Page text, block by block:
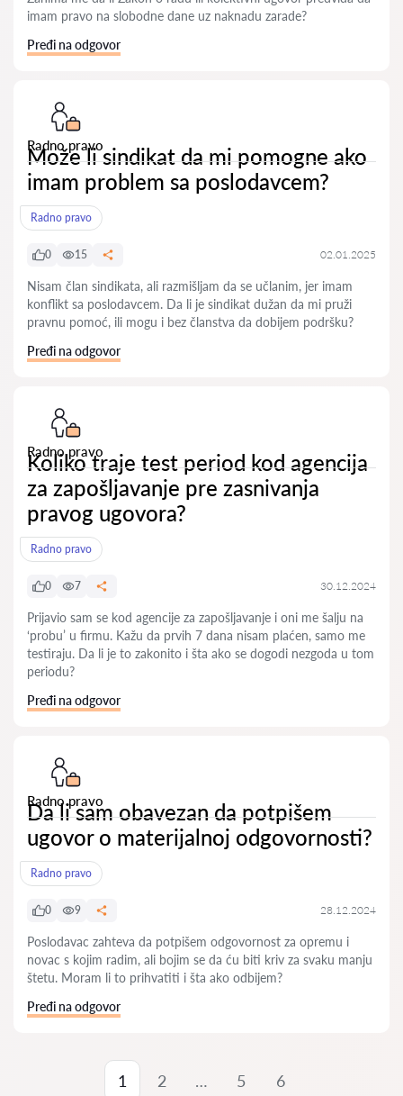
imam pravo na slobodne dane uz naknadu zarade?
Pređi na odgovor
Radno pravo
Može li sindikat da mi pomogne ako
imam problem sa poslodavcem?
Radno pravo
0 15 02.01.2025
Nisam član sindikata, ali razmišljam da se učlanim, jer imam
konflikt sa poslodavcem. Da li je sindikat dužan da mi pruži
pravnu pomoć, ili mogu i bez članstva da dobijem podršku?
Pređi na odgovor
Radno pravo
Koliko traje test period kod agencija
za zapošljavanje pre zasnivanja
pravog ugovora?
Radno pravo
0 7 30.12.2024
Prijavio sam se kod agencije za zapošljavanje i oni me šalju na
‘probu’ u firmu. Kažu da prvih 7 dana nisam plaćen, samo me
testiraju. Da li je to zakonito i šta ako se dogodi nezgoda u tom
periodu?
Pređi na odgovor
Radno pravo
Da li sam obavezan da potpišem
ugovor o materijalnoj odgovornosti?
Radno pravo
0 9 28.12.2024
Poslodavac zahteva da potpišem odgovornost za opremu i
novac s kojim radim, ali bojim se da ću biti kriv za svaku manju
štetu. Moram li to prihvatiti i šta ako odbijem?
Pređi na odgovor
1 2 … 5 6